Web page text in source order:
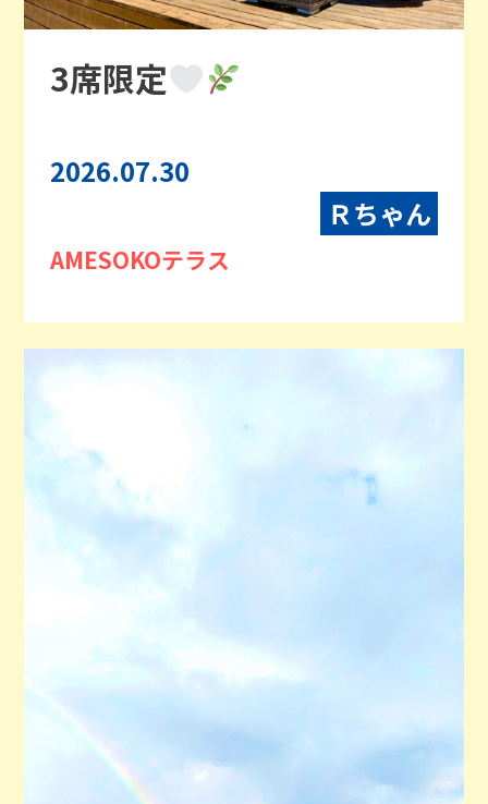
3席限定
2026.07.30
Ｒちゃん
AMESOKOテラス